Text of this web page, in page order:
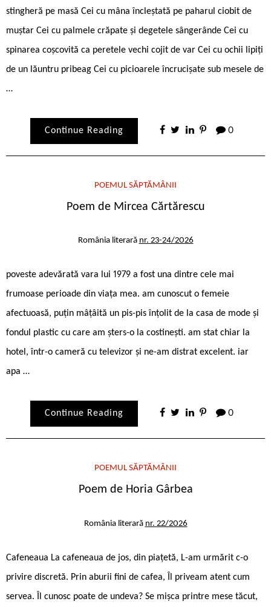
stingheră pe masă Cei cu mâna încleștată pe paharul ciobit de
muștar Cei cu palmele crăpate și degetele sângerânde Cei cu
spinarea coșcovită ca peretele vechi cojit de var Cei cu ochii lipiți
de un lăuntru pribeag Cei cu picioarele încrucișate sub mesele de
…
Continue Reading 0
POEMUL SĂPTĂMÂNII
Poem de Mircea Cărtărescu
România literară nr. 23-24/2026
poveste adevărată vara lui 1979 a fost una dintre cele mai
frumoase perioade din viaţa mea. am cunoscut o femeie
afectuoasă, puţin mâţâită un pis-pis înţolit de la casa de mode şi
fondul plastic cu care am şters-o la costineşti. am stat chiar la
hotel, într-o cameră cu televizor şi ne-am distrat excelent. iar
apa …
Continue Reading 0
POEMUL SĂPTĂMÂNII
Poem de Horia Gârbea
România literară nr. 22/2026
Cafeneaua La cafeneaua de jos, din piațetă, L-am urmărit c-o
privire discretă. Prin aburii fini de cafea, Îl priveam atent cum
servea. Îl cunosc poate de undeva? Se mișca printre mese tăcut,